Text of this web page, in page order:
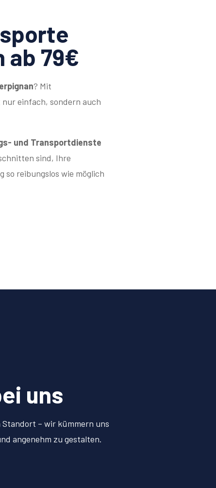
ab 79€
? Mit
einfach, sondern auch
und Transportdienste
sind, Ihre
so reibungslos wie möglich
uns
– wir kümmern uns
angenehm zu gestalten.